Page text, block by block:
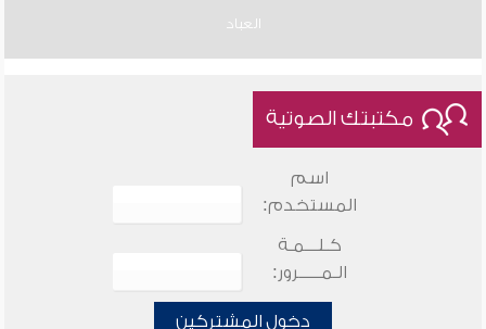
العباد
مكتبتك الصوتية
اسم
المستخدم:
كـلـــمـة
الـمـــــرور:
دخول المشتركين